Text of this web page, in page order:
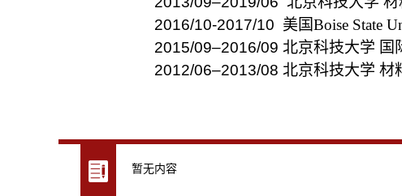
2016/10-2017/10 美国Boise State
2015/09–2016/09 北京科技大学 国
2012/06–2013/08 北京科技大学 材
暂无内容